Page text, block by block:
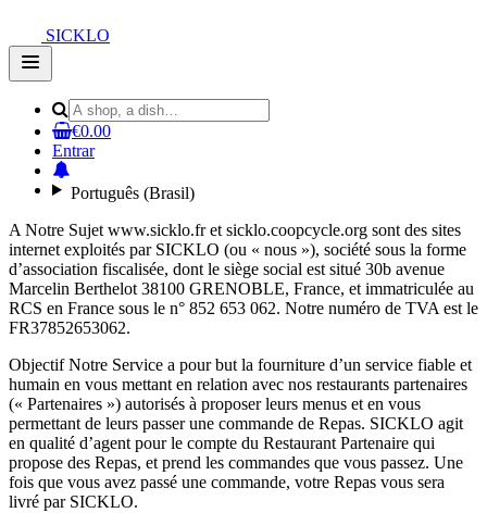
SICKLO
Open
main
€0.00
Entrar
Português (Brasil)
A Notre Sujet www.sicklo.fr et sicklo.coopcycle.org sont des sites
internet exploités par SICKLO (ou « nous »), société sous la forme
d’association fiscalisée, dont le siège social est situé 30b avenue
Marcelin Berthelot 38100 GRENOBLE, France, et immatriculée au
RCS en France sous le n° 852 653 062. Notre numéro de TVA est le
FR37852653062.
Objectif Notre Service a pour but la fourniture d’un service fiable et
humain en vous mettant en relation avec nos restaurants partenaires
(« Partenaires ») autorisés à proposer leurs menus et en vous
permettant de leurs passer une commande de Repas. SICKLO agit
en qualité d’agent pour le compte du Restaurant Partenaire qui
propose des Repas, et prend les commandes que vous passez. Une
fois que vous avez passé une commande, votre Repas vous sera
livré par SICKLO.